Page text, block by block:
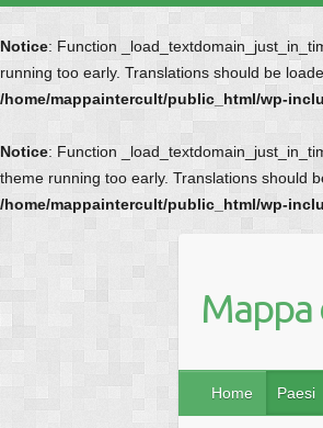
Notice: Function
running too early. Translations should be
/home/mappaintercult/public_html/wp-
Notice: Function
theme running too early. Translations should
/home/mappaintercult/public_html/wp-
Home Paesi